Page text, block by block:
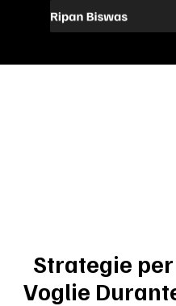
Strategie
Voglie